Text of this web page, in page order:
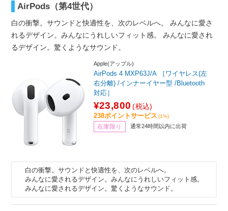
AirPods（第4世代）
白の衝撃。サウンドと快適性を、次のレベルへ。 みんなに愛さ
れるデザイン。みんなにうれしいフィット感。 みんなに愛され
るデザイン。驚くようなサウンド。
Apple(アップル)
AirPods 4 MXP63J/A ［ワイヤレス(左
右分離) /インナーイヤー型 /Bluetooth
対応］
¥23,800 (税込)
238ポイントサービス (1%)
在庫限り 通常24時間以内に出荷
白の衝撃。サウンドと快適性を、次のレベルへ。
みんなに愛されるデザイン。みんなにうれしいフィット感。
みんなに愛されるデザイン。驚くようなサウンド。